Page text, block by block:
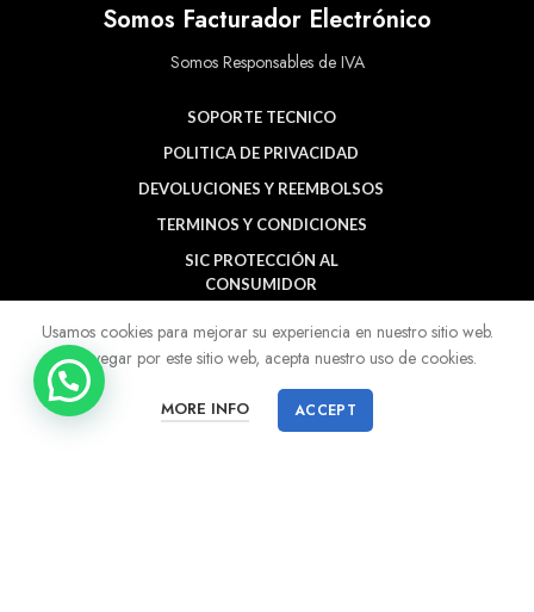
Somos Facturador Electrónico
Somos Responsables de IVA
SOPORTE TECNICO
POLITICA DE PRIVACIDAD
DEVOLUCIONES Y REEMBOLSOS
TERMINOS Y CONDICIONES
SIC PROTECCIÓN AL
CONSUMIDOR
Usamos cookies para mejorar su experiencia en nuestro sitio web.
Al navegar por este sitio web, acepta nuestro uso de cookies.
MORE INFO ACCEPT